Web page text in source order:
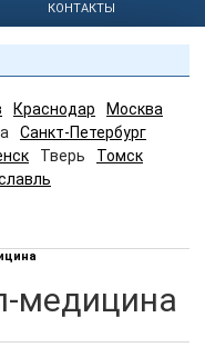
КОНТАКТЫ
Краснодар
Москва
Санкт-Петербург
Тверь
Томск
медицина